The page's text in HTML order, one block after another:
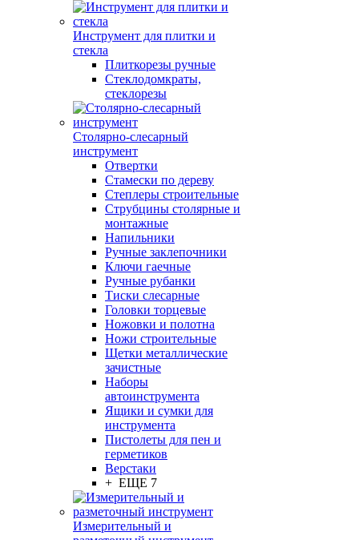
Инструмент для плитки и
стекла
Плиткорезы ручные
Стеклодомкраты,
стеклорезы
Столярно-слесарный
инструмент
Отвертки
Стамески по дереву
Степлеры строительные
Струбцины столярные и
монтажные
Напильники
Ручные заклепочники
Ключи гаечные
Ручные рубанки
Тиски слесарные
Головки торцевые
Ножовки и полотна
Ножи строительные
Щетки металлические
зачистные
Наборы
автоинструмента
Ящики и сумки для
инструмента
Пистолеты для пен и
герметиков
Верстаки
+ ЕЩЕ 7
Измерительный и